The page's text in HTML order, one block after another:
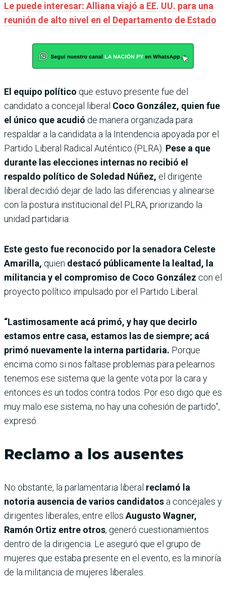
Le puede interesar: Alliana viajó a EE. UU. para una
reunión de alto nivel en el Departamento de Estado
El equipo político que estuvo presente fue del
candidato a concejal liberal Coco González, quien fue
el único que acudió de manera organizada para
respaldar a la candidata a la Intendencia apoyada por el
Partido Liberal Radical Auténtico (PLRA). Pese a que
durante las elecciones internas no recibió el
respaldo político de Soledad Núñez, el dirigente
liberal decidió dejar de lado las diferencias y alinearse
con la postura institucional del PLRA, priorizando la
unidad partidaria.
Este gesto fue reconocido por la senadora Celeste
Amarilla, quien destacó públicamente la lealtad, la
militancia y el compromiso de Coco González con el
proyecto político impulsado por el Partido Liberal.
“Lastimosamente acá primó, y hay que decirlo
estamos entre casa, estamos las de siempre; acá
primó nuevamente la interna partidaria. Porque
encima como si nos faltase problemas para pelearnos
tenemos ese sistema que la gente vota por la cara y
entonces es un todos contra todos. Por eso digo que es
muy malo ese sistema, no hay una cohesión de partido”,
expresó.
Reclamo a los ausentes
No obstante, la parlamentaria liberal reclamó la
notoria ausencia de varios candidatos a concejales y
dirigentes liberales, entre ellos Augusto Wagner,
Ramón Ortiz entre otros, generó cuestionamientos
dentro de la dirigencia. Le aseguró que el grupo de
mujeres que estaba presente en el evento, es la minoría
de la militancia de mujeres liberales.